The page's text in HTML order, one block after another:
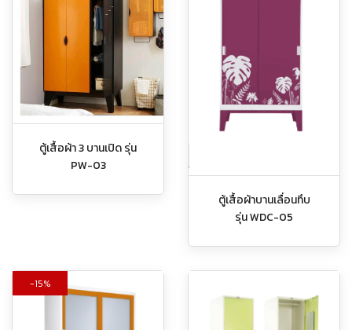
ตู้เสื้อผ้า 3 บานเปิด รุ่น
PW-03
ตู้เสื้อผ้าบานเลื่อนทึบ
รุ่น WDC-05
15%